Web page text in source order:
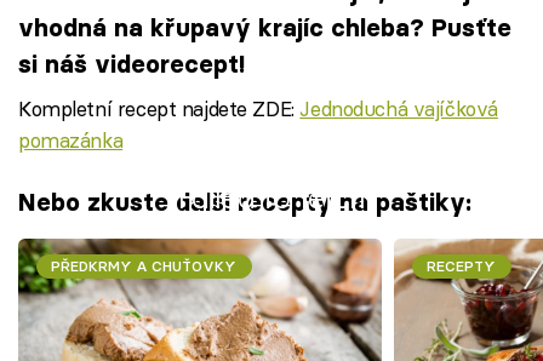
vhodná na křupavý krajíc chleba? Pusťte
si náš videorecept!
Kompletní recept najdete ZDE:Jednoduchá vajíčková
pomazánka
Failed to fetch
Nebo zkuste další recepty na paštiky:
PŘEDKRMY A CHUŤOVKY RECEPTY